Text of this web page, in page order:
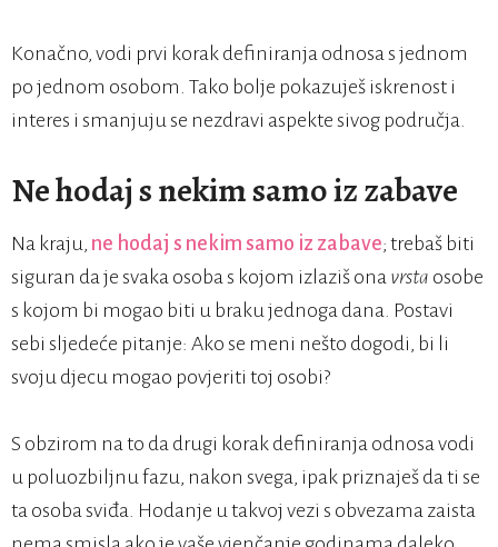
Konačno, vodi prvi korak definiranja odnosa s jednom
po jednom osobom. Tako bolje pokazuješ iskrenost i
interes i smanjuju se nezdravi aspekte sivog područja.
Ne hodaj s nekim samo iz zabave
Na kraju, ne hodaj s nekim samo iz zabave; trebaš biti
siguran da je svaka osoba s kojom izlaziš ona vrsta osobe
s kojom bi mogao biti u braku jednoga dana. Postavi
sebi sljedeće pitanje: Ako se meni nešto dogodi, bi li
svoju djecu mogao povjeriti toj osobi?
S obzirom na to da drugi korak definiranja odnosa vodi
u poluozbiljnu fazu, nakon svega, ipak priznaješ da ti se
ta osoba sviđa. Hodanje u takvoj vezi s obvezama zaista